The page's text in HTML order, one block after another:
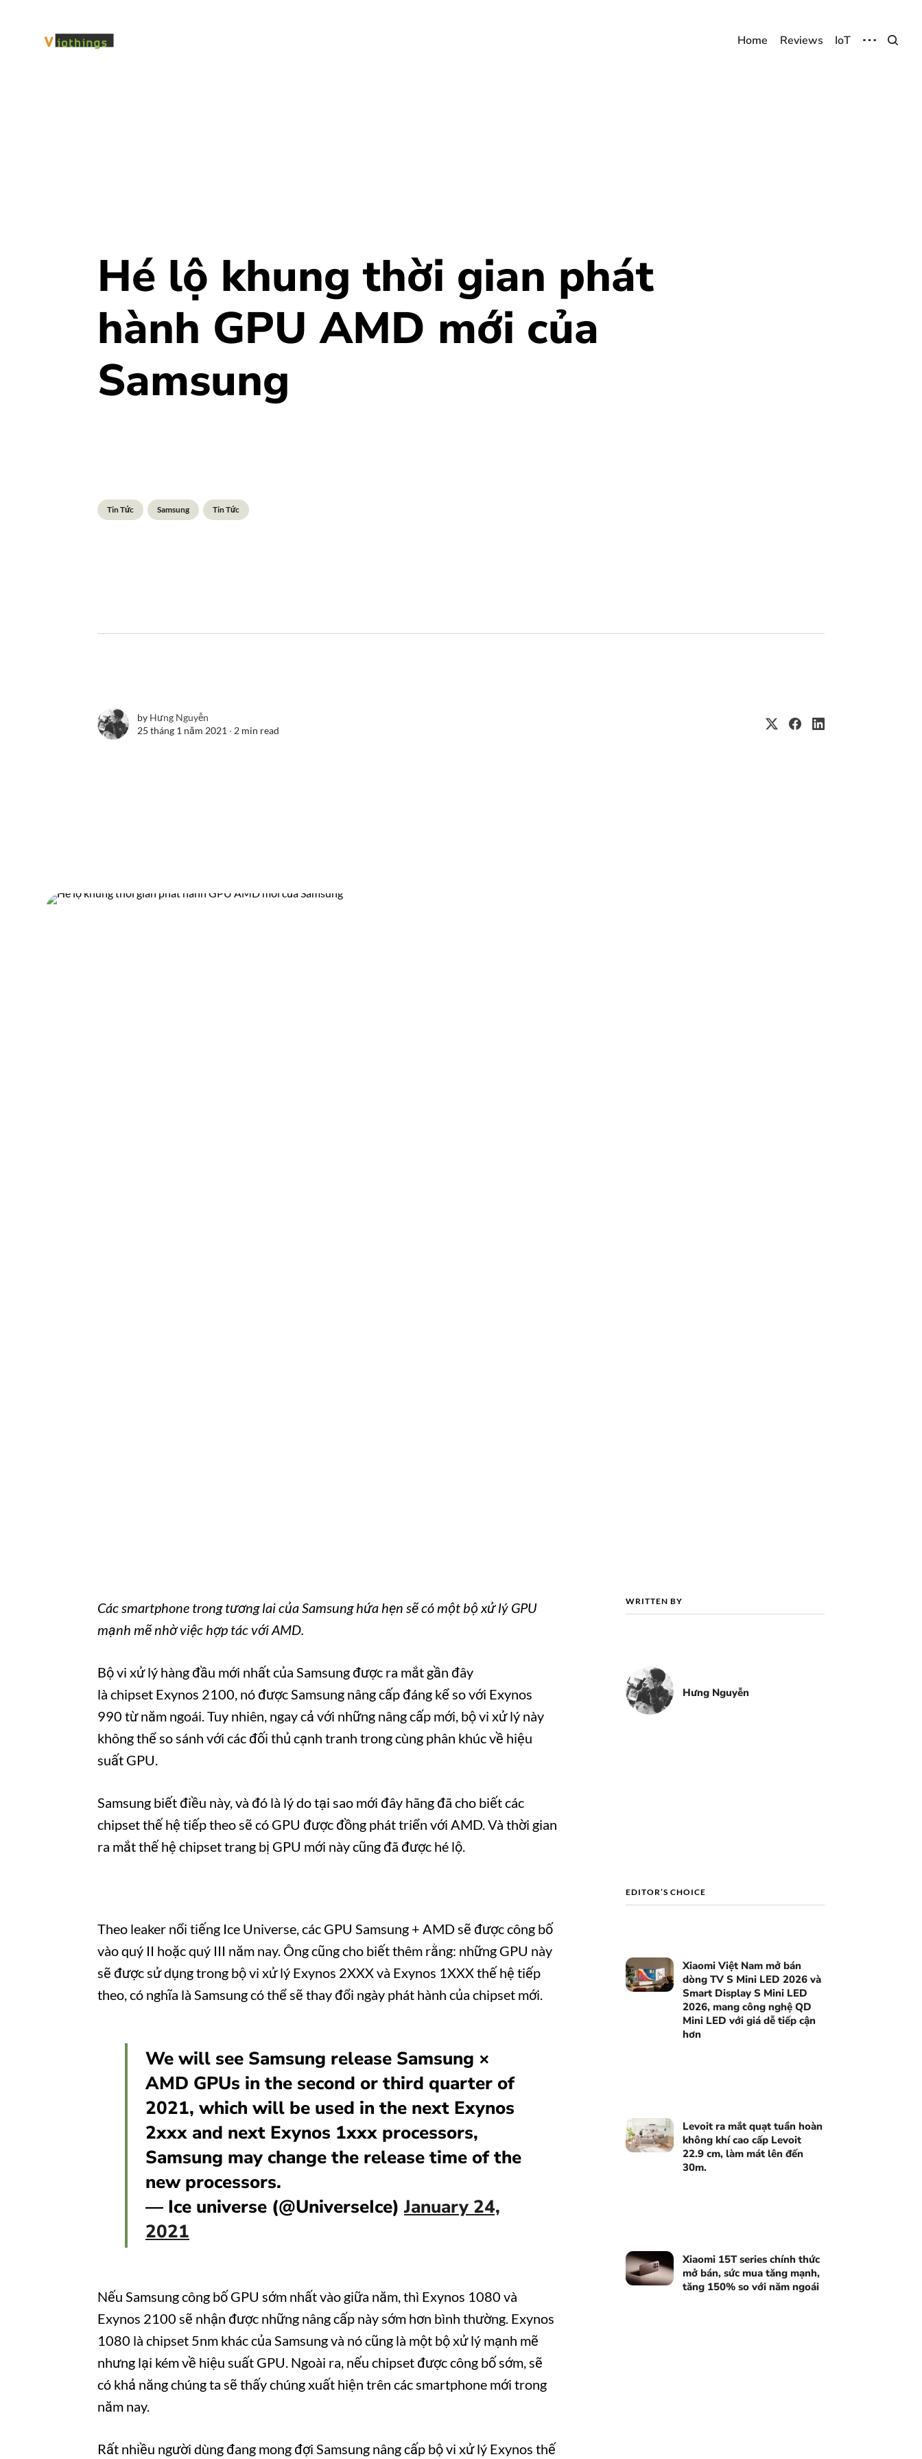
Home Reviews IoT
Hé lộ khung thời gian phát
hành GPU AMD mới của
Samsung
Tin Tức Samsung Tin Tức
by Hưng Nguyễn
25 tháng 1 năm 2021 ∙ 2 min read
WRITTEN BY
Hưng Nguyễn
EDITOR’S CHOICE
Xiaomi Việt Nam mở bán
dòng TV S Mini LED 2026 và
Smart Display S Mini LED
2026, mang công nghệ QD
Mini LED với giá dễ tiếp cận
hơn
Levoit ra mắt quạt tuần hoàn
không khí cao cấp Levoit
22.9 cm, làm mát lên đến
30m.
Xiaomi 15T series chính thức
mở bán, sức mua tăng mạnh,
tăng 150% so với năm ngoái
Các smartphone trong tương lai của Samsung hứa hẹn sẽ có một bộ xử lý GPU
mạnh mẽ nhờ việc hợp tác với AMD.
Bộ vi xử lý hàng đầu mới nhất của Samsung được ra mắt gần đây
là chipset Exynos 2100, nó được Samsung nâng cấp đáng kể so với Exynos
990 từ năm ngoái. Tuy nhiên, ngay cả với những nâng cấp mới, bộ vi xử lý này
không thể so sánh với các đối thủ cạnh tranh trong cùng phân khúc về hiệu
suất GPU.
Samsung biết điều này, và đó là lý do tại sao mới đây hãng đã cho biết các
chipset thế hệ tiếp theo sẽ có GPU được đồng phát triển với AMD. Và thời gian
ra mắt thế hệ chipset trang bị GPU mới này cũng đã được hé lộ.
Theo leaker nổi tiếng Ice Universe, các GPU Samsung + AMD sẽ được công bố
vào quý II hoặc quý III năm nay. Ông cũng cho biết thêm rằng: những GPU này
sẽ được sử dụng trong bộ vi xử lý Exynos 2XXX và Exynos 1XXX thế hệ tiếp
theo, có nghĩa là Samsung có thể sẽ thay đổi ngày phát hành của chipset mới.
We will see Samsung release Samsung ×
AMD GPUs in the second or third quarter of
2021, which will be used in the next Exynos
2xxx and next Exynos 1xxx processors,
Samsung may change the release time of the
new processors.
— Ice universe (@UniverseIce)January 24,
2021
Nếu Samsung công bố GPU sớm nhất vào giữa năm, thì Exynos 1080 và
Exynos 2100 sẽ nhận được những nâng cấp này sớm hơn bình thường. Exynos
1080 là chipset 5nm khác của Samsung và nó cũng là một bộ xử lý mạnh mẽ
nhưng lại kém về hiệu suất GPU. Ngoài ra, nếu chipset được công bố sớm, sẽ
có khả năng chúng ta sẽ thấy chúng xuất hiện trên các smartphone mới trong
năm nay.
Rất nhiều người dùng đang mong đợi Samsung nâng cấp bộ vi xử lý Exynos thế